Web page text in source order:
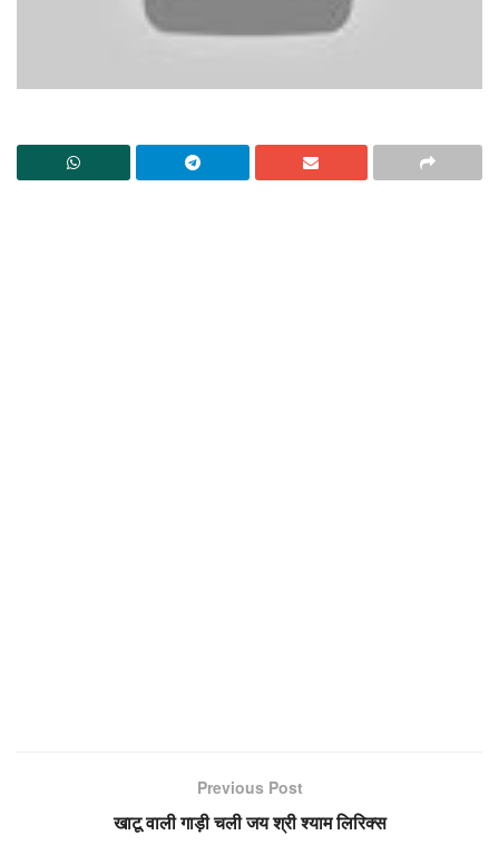
Previous Post
खाटू वाली गाड़ी चली जय श्री श्याम लिरिक्स